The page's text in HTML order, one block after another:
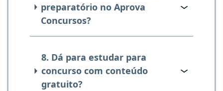
preparatório no Aprova
Concursos?
8. Dá para estudar para
concurso com conteúdo
gratuito?